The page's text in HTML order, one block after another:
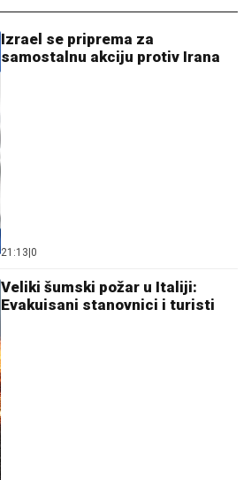
Izrael se priprema za
samostalnu akciju protiv Irana
21:13 0
Veliki šumski požar u Italiji:
Evakuisani stanovnici i turisti